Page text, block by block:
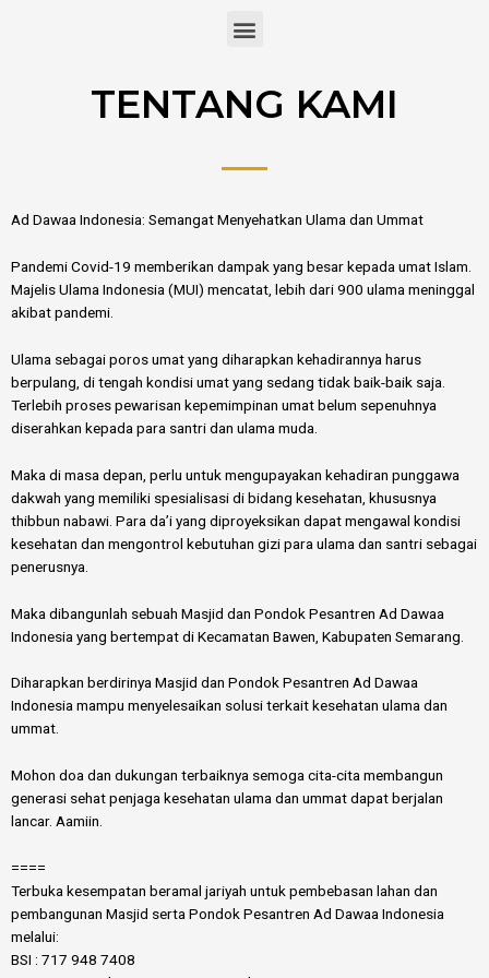
M
e
u
TENTANG KAMI
Ad Dawaa Indonesia: Semangat Menyehatkan Ulama dan Ummat
Pandemi Covid-19 memberikan dampak yang besar kepada umat Islam.
Majelis Ulama Indonesia (MUI) mencatat, lebih dari 900 ulama meninggal
akibat pandemi.
Ulama sebagai poros umat yang diharapkan kehadirannya harus
berpulang, di tengah kondisi umat yang sedang tidak baik-baik saja.
Terlebih proses pewarisan kepemimpinan umat belum sepenuhnya
diserahkan kepada para santri dan ulama muda.
Maka di masa depan, perlu untuk mengupayakan kehadiran punggawa
dakwah yang memiliki spesialisasi di bidang kesehatan, khususnya
thibbun nabawi. Para da’i yang diproyeksikan dapat mengawal kondisi
kesehatan dan mengontrol kebutuhan gizi para ulama dan santri sebagai
penerusnya.
Maka dibangunlah sebuah Masjid dan Pondok Pesantren Ad Dawaa
Indonesia yang bertempat di Kecamatan Bawen, Kabupaten Semarang.
Diharapkan berdirinya Masjid dan Pondok Pesantren Ad Dawaa
Indonesia mampu menyelesaikan solusi terkait kesehatan ulama dan
ummat.
Mohon doa dan dukungan terbaiknya semoga cita-cita membangun
generasi sehat penjaga kesehatan ulama dan ummat dapat berjalan
lancar. Aamiin.
====
Terbuka kesempatan beramal jariyah untuk pembebasan lahan dan
pembangunan Masjid serta Pondok Pesantren Ad Dawaa Indonesia
melalui:
BSI : 717 948 7408